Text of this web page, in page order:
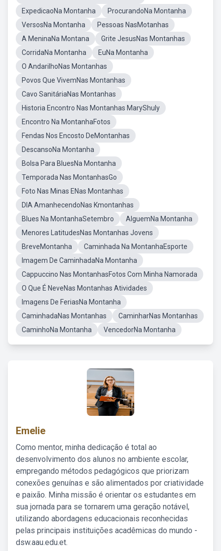
ExpedicaoNa Montanha
ProcurandoNa Montanha
VersosNa Montanha
Pessoas NasMotanhas
A MeninaNa Montana
Grite JesusNas Montanhas
CorridaNa Montanha
EuNa Montanha
O AndarilhoNas Montanhas
Povos Que VivemNas Montanhas
Cavo SanitáriaNas Montanhas
Historia Encontro Nas Montanhas MaryShuly
Encontro Na MontanhaFotos
Fendas Nos Encosto DeMontanhas
DescansoNa Montanha
Bolsa Para BluesNa Montanha
Temporada Nas MontanhasGo
Foto Nas Minas ENas Montanhas
DIA AmanhecendoNas Kmontanhas
Blues Na MontanhaSetembro
AlguemNa Montanha
Menores LatitudesNas Montanhas Jovens
BreveMontanha
Caminhada Na MontanhaEsporte
Imagem De CaminhadaNa Montanha
Cappuccino Nas MontanhasFotos Com Minha Namorada
O Que É NeveNas Montanhas Atividades
Imagens De FeriasNa Montanha
CaminhadaNas Montanhas
CaminharNas Montanhas
CaminhoNa Montanha
VencedorNa Montanha
Emelie
Como mentor, minha dedicação é total ao
desenvolvimento dos alunos no ambiente escolar,
empregando métodos pedagógicos que priorizam
conexões genuínas e são alimentados por criatividade
e paixão. Minha missão é orientar os estudantes em
sua jornada para se tornarem uma geração notável,
utilizando abordagens educacionais reconhecidas
pelas principais instituições acadêmicas do mundo -
dsw.aau.edu.et.